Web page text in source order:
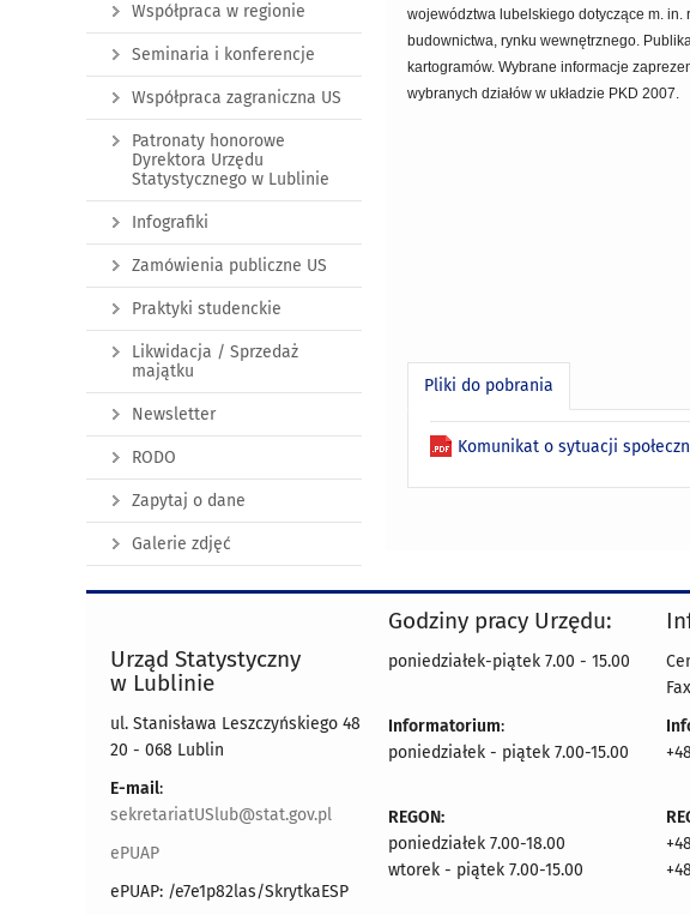
województwa lubelskiego dotyczące m. in.
budownictwa, rynku wewnętrznego.
kartogramów. Wybrane informacje
wybranych działów w układzie PKD 2007.
Pliki do pobrania
Komunikat o sytuacji
Współpraca w regionie
Seminaria i konferencje
Współpraca zagraniczna US
Patronaty honorowe
Dyrektora Urzędu
Statystycznego w Lublinie
Infografiki
Zamówienia publiczne US
Praktyki studenckie
Likwidacja / Sprzedaż
majątku
Newsletter
RODO
Zapytaj o dane
Galerie zdjęć
Urząd Statystyczny
w Lublinie
ul. Stanisława Leszczyńskiego 48
20 - 068 Lublin
E-mail:
sekretariatUSlub@stat.gov.pl
ePUAP
ePUAP: /e7e1p82las/SkrytkaESP
Godziny pracy Urzędu:
poniedziałek-piątek 7.00 - 15.00
Informatorium:
poniedziałek - piątek 7.00-15.00
REGON:
poniedziałek 7.00-18.00
wtorek - piątek 7.00-15.00